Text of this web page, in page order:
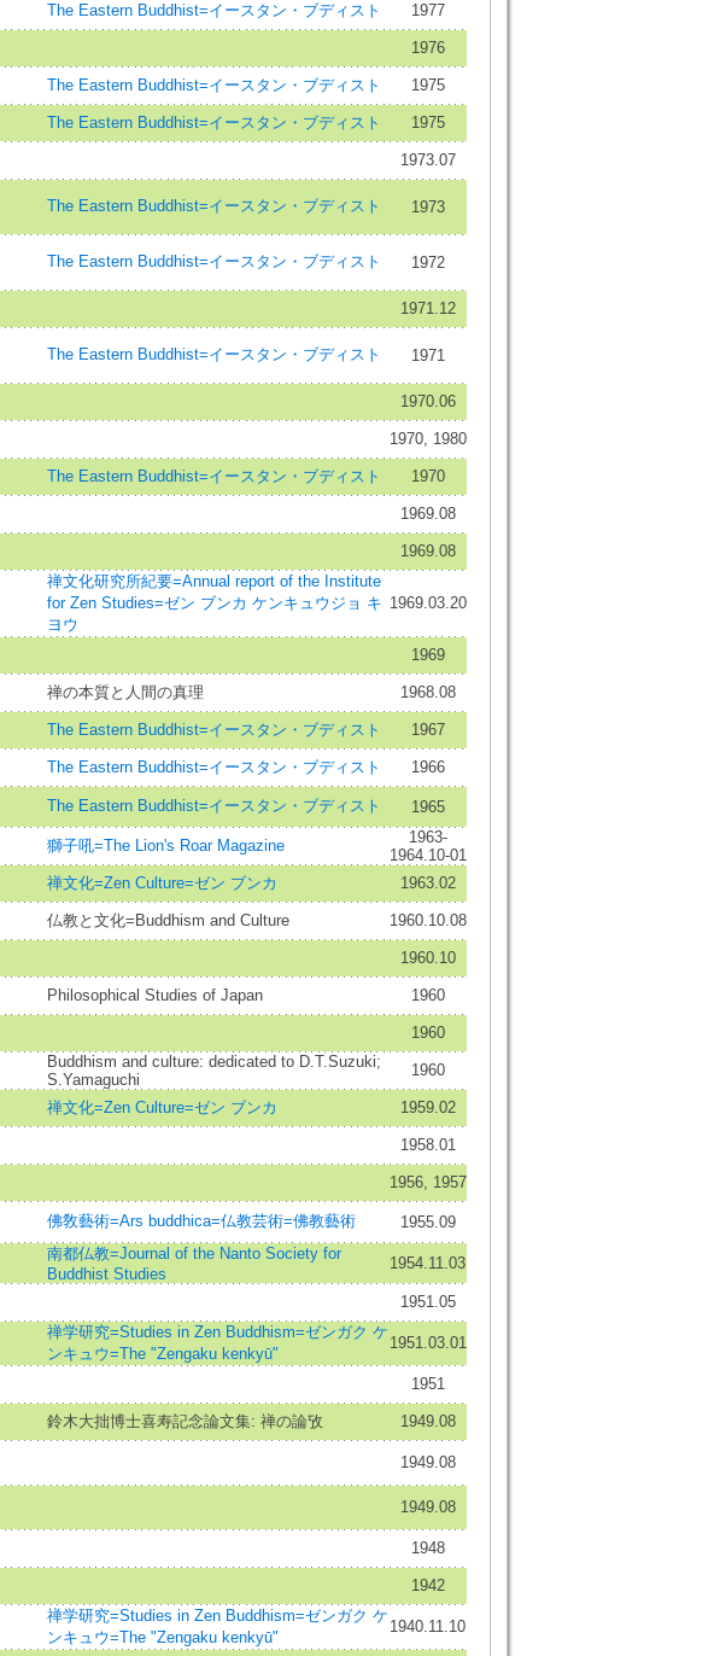
The Eastern Buddhist=イースタン・ブディスト 1977
1976
The Eastern Buddhist=イースタン・ブディスト
1975
The Eastern Buddhist=イースタン・ブディスト 1975
1973.07
The Eastern Buddhist=イースタン・ブディスト 1973
The Eastern Buddhist=イースタン・ブディスト 1972
1971.12
The Eastern Buddhist=イースタン・ブディスト 1971
1970.06
1970, 1980
The Eastern Buddhist=イースタン・ブディスト 1970
1969.08
1969.08
禅文化研究所紀要=Annual report of the Institute
for Zen Studies=ゼン ブンカ ケンキュウジョ キ
ヨウ
1969.03.20
1969
禅の本質と人間の真理
1968.08
The Eastern Buddhist=イースタン・ブディスト 1967
The Eastern Buddhist=イースタン・ブディスト
1966
The Eastern Buddhist=イースタン・ブディスト 1965
獅子吼=The Lion's Roar Magazine
1963-
1964.10-01
禅文化=Zen Culture=ゼン ブンカ 1963.02
仏教と文化=Buddhism and Culture 1960.10.08
1960.10
Philosophical Studies of Japan 1960
1960
Buddhism and culture: dedicated to D.T.Suzuki;
S.Yamaguchi
1960
禅文化=Zen Culture=ゼン ブンカ 1959.02
1958.01
1956, 1957
佛敎藝術=Ars buddhica=仏教芸術=佛教藝術 1955.09
南都仏教=Journal of the Nanto Society for
Buddhist Studies
1954.11.03
1951.05
禅学研究=Studies in Zen Buddhism=ゼンガク ケ
ンキュウ=The "Zengaku kenkyū"
1951.03.01
1951
鈴木大拙博士喜寿記念論文集: 禅の論攷
1949.08
1949.08
1949.08
1948
1942
禅学研究=Studies in Zen Buddhism=ゼンガク ケ
ンキュウ=The "Zengaku kenkyū"
1940.11.10